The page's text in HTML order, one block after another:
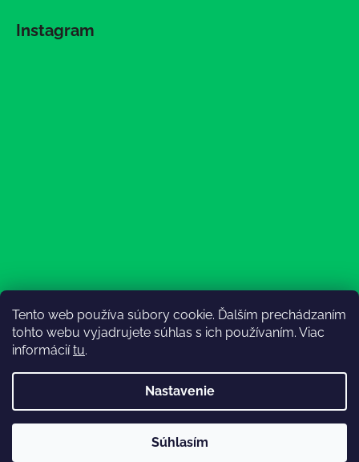
Tento web používa súbory cookie. Ďalším prechádzaním
tohto webu vyjadrujete súhlas s ich používaním. Viac
informáciítu.
Nastavenie
Súhlasím
nedostupná (na email reagujeme nonstop), expedícia ako
Instagram
Sledovať na Instagrame